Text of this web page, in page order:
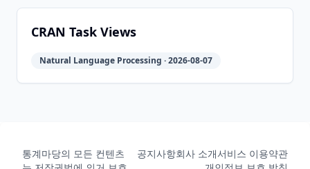
2021-08-
2026-
2026-
16
05-31
05-31
14
05-31
05-31
CRAN Task Views
Natural Language Processing · 2026-08-07
통계마당의 모든 컨텐츠
공지사항회사 소개서비스 이용약관